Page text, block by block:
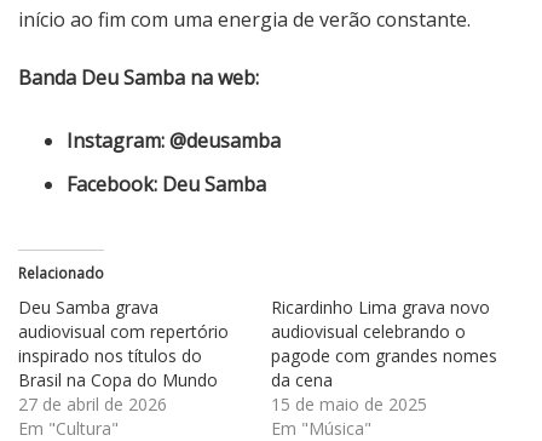
início ao fim com uma energia de verão constante.
Banda Deu Samba na web:
Instagram:@deusamba
Facebook: Deu Samba
Relacionado
Deu Samba grava
audiovisual com repertório
inspirado nos títulos do
Brasil na Copa do Mundo
27 de abril de 2026
Em "Cultura"
Ricardinho Lima grava novo
audiovisual celebrando o
pagode com grandes nomes
da cena
15 de maio de 2025
Em "Música"